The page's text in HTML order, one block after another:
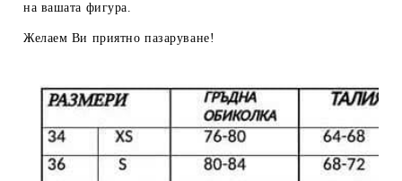
на вашата фигура.
Желаем Ви приятно пазаруване!